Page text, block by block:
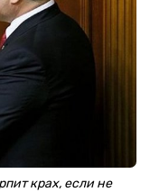
крах, если не